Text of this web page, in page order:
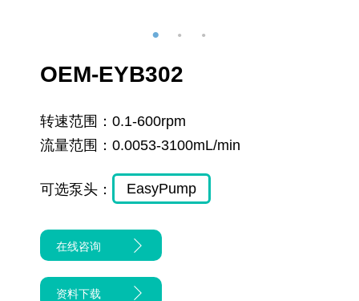
OEM-EYB302
转速范围： 0.1-600rpm
流量范围： 0.0053-3100mL/min
可选泵头： EasyPump
在线咨询
资料下载